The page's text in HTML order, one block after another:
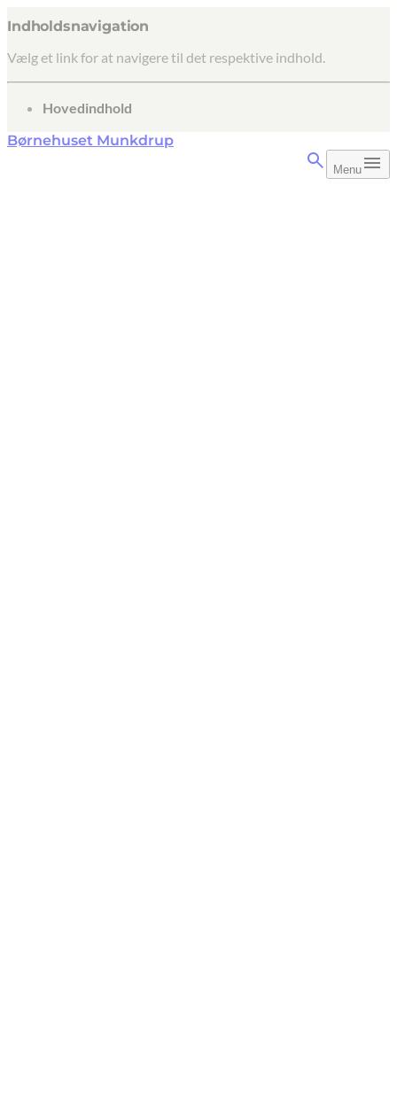
Indholdsnavigation
Vælg et link for at navigere til det respektive indhold.
gå til
Hovedindhold
Børnehuset Munkdrup
Menu